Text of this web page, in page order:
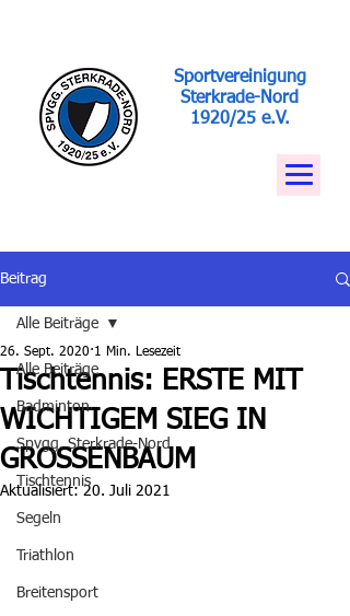
Sportvereinigung
Sterkrade-Nord
1920/25 e.V.
Beitrag
Alle Beiträge
Badminton
Spvgg. Sterkrade-Nord
Tischtennis
Segeln
Triathlon
Breitensport
Alle Beiträge
Tischtennis: ERSTE MIT
WICHTIGEM SIEG IN
GROSSENBAUM
26. Sept. 2020 1 Min. Lesezeit
Aktualisiert: 20. Juli 2021